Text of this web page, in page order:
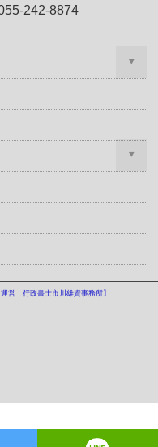
242-8874
営：行政書士市川雄資事務所】